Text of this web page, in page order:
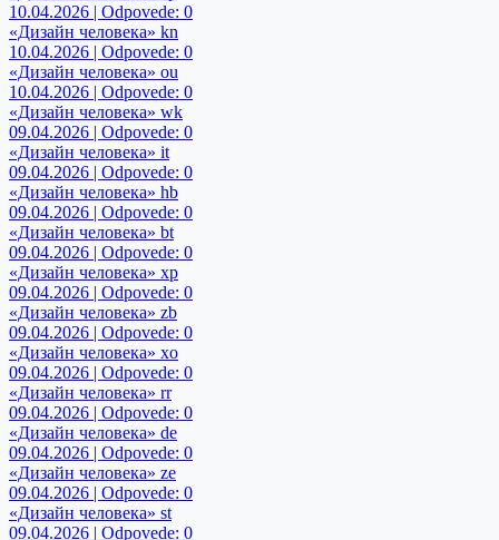
10.04.2026 | Odpovede: 0
«Дизайн человека» kn
10.04.2026 | Odpovede: 0
«Дизайн человека» ou
10.04.2026 | Odpovede: 0
«Дизайн человека» wk
09.04.2026 | Odpovede: 0
«Дизайн человека» it
09.04.2026 | Odpovede: 0
«Дизайн человека» hb
09.04.2026 | Odpovede: 0
«Дизайн человека» bt
09.04.2026 | Odpovede: 0
«Дизайн человека» xp
09.04.2026 | Odpovede: 0
«Дизайн человека» zb
09.04.2026 | Odpovede: 0
«Дизайн человека» xo
09.04.2026 | Odpovede: 0
«Дизайн человека» rr
09.04.2026 | Odpovede: 0
«Дизайн человека» de
09.04.2026 | Odpovede: 0
«Дизайн человека» ze
09.04.2026 | Odpovede: 0
«Дизайн человека» st
09.04.2026 | Odpovede: 0